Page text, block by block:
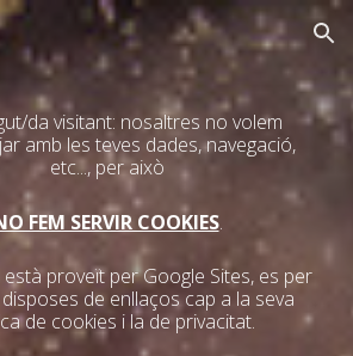
Skip to navigation
da visitant: nosaltres no volem
amb les teves dades, navegació,
etc..., per això
FEM SERVIR COOKIES.
proveït per Google Sites, es per
de enllaços cap a la seva
de cookies i la de privacitat.